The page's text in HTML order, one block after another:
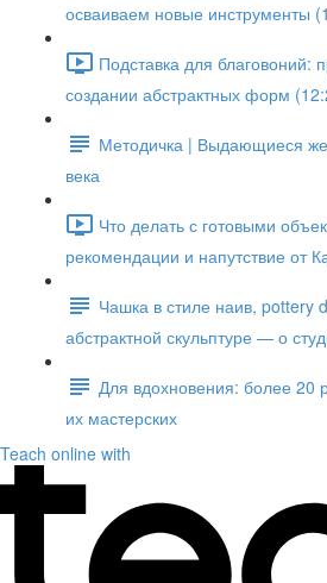
осваиваем новые инструменты
Подставка для благовоний:
создании абстрактных форм
Методичка | Выдающиеся
века
Что делать с готовыми
рекомендации и напутствие от
Чашка в стиле наив, pottery
абстрактной скульптуре — о
Для вдохновения: более 20
их мастерских
Teach online with